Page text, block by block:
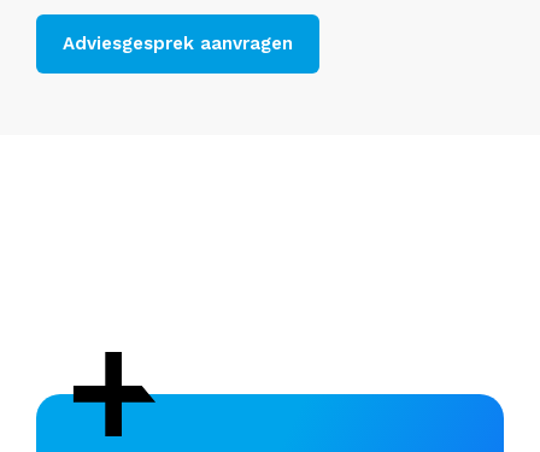
Adviesgesprek aanvragen